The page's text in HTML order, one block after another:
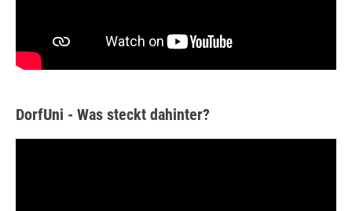
DorfUni - Was steckt dahinter?